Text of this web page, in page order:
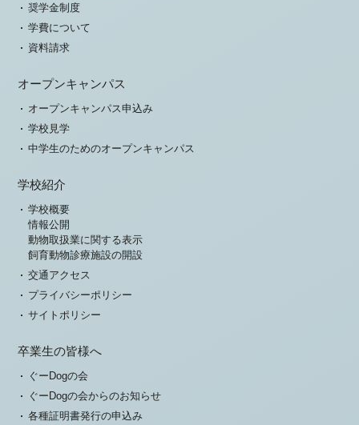
奨学金制度
学費について
資料請求
オープンキャンパス
オープンキャンパス申込み
学校見学
中学生のためのオープンキャンパス
学校紹介
学校概要
情報公開
動物取扱業に関する表示
飼育動物診療施設の開設
交通アクセス
プライバシーポリシー
サイトポリシー
卒業生の皆様へ
ぐーDogの会
ぐーDogの会からのお知らせ
各種証明書発行の申込み